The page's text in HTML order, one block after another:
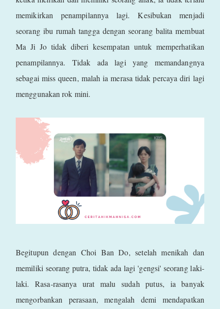
memikirkan penampilannya lagi. Kesibukan menjadi
seorang ibu rumah tangga dengan seorang balita membuat
Ma Ji Jo tidak diberi kesempatan untuk memperhatikan
penampilannya. Tidak ada lagi yang memandangnya
sebagai miss queen, malah ia merasa tidak percaya diri lagi
menggunakan rok mini.
Begitupun dengan Choi Ban Do, setelah menikah dan
memiliki seorang putra, tidak ada lagi 'gengsi' seorang laki-
laki. Rasa-rasanya urat malu sudah putus, ia banyak
mengorbankan perasaan, mengalah demi mendapatkan